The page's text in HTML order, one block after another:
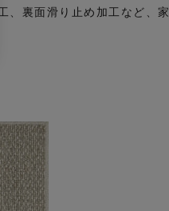
、裏面滑り止め加工など、家